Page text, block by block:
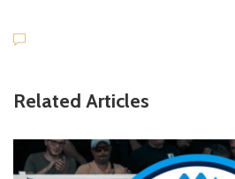
Related Articles